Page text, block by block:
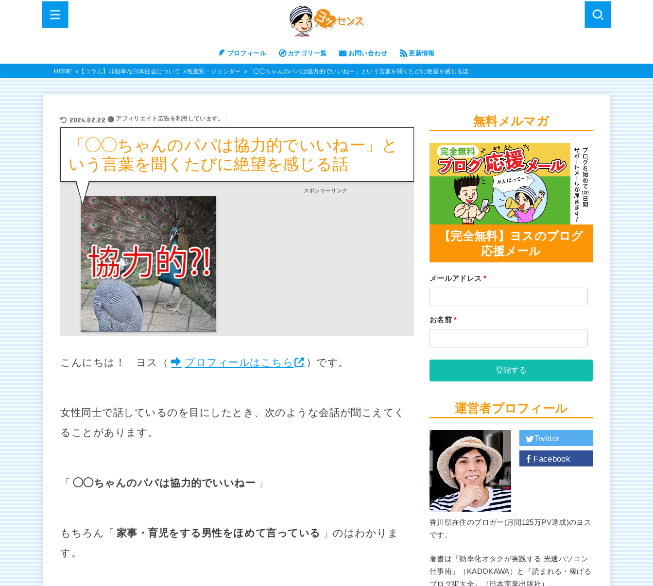
プロフィール カテゴリ一覧 お問い合わせ 更新情報
HOME 【コラム】非効率な日本社会について 性差別・ジェンダー 「◯◯ちゃんのパパは協力的でいいねー」という言葉を聞くたびに絶望を感じる話
2024.02.22 アフィリエイト広告を利用しています。
「◯◯ちゃんのパパは協力的でいいねー」と
いう言葉を聞くたびに絶望を感じる話
スポンサーリンク
こんにちは！ ヨス（ プロフィールはこちら ）です。
女性同士で話しているのを目にしたとき、次のような会話が聞こえてく
ることがあります。
「 ◯◯ちゃんのパパは協力的でいいねー 」
もちろん「 家事・育児をする男性をほめて言っている
」のはわかりま
す。
無料メルマガ
【完全無料】ヨスのブログ
応援メール
メールアドレス*
お名前*
登録する
運営者プロフィール
Twitter
Facebook
香川県在住のブロガー(月間125万PV達成)のヨス
です。
著書は『効率化オタクが実践する 光速パソコン
仕事術』（KADOKAWA）と『読まれる・稼げる
ブログ術大全』（日本実業出版社）。